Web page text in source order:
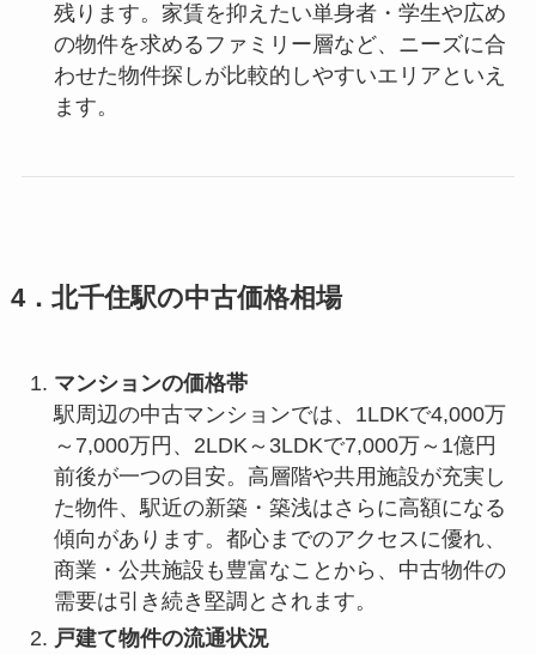
残ります。家賃を抑えたい単身者・学生や広め
の物件を求めるファミリー層など、ニーズに合
わせた物件探しが比較的しやすいエリアといえ
ます。
4．北千住駅の中古価格相場
マンションの価格帯
駅周辺の中古マンションでは、1LDKで4,000万
～7,000万円、2LDK～3LDKで7,000万～1億円
前後が一つの目安。高層階や共用施設が充実し
た物件、駅近の新築・築浅はさらに高額になる
傾向があります。都心までのアクセスに優れ、
商業・公共施設も豊富なことから、中古物件の
需要は引き続き堅調とされます。
戸建て物件の流通状況